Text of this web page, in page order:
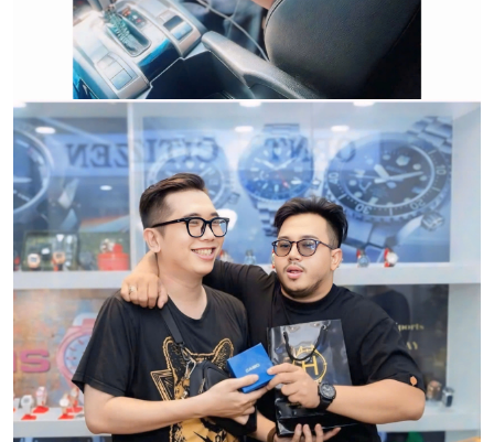
CẢM ƠN QUÝ KHÁCH ĐÃ TIN TƯỞNG VÀ ỦNG HỘ
HWATCH CHUYÊN NHẬP KHẨU và PHÂN PHỐI CÁC
LOẠI ĐỒNG HỒ CHÍNH HÃNG.
CẢM ƠN QUÝ KHÁCH ĐÃ TIN TƯỞNG VÀ ỦNG HỘ
HWATCH CHUYÊN NHẬP KHẨU và PHÂN PHỐI CÁC
LOẠI ĐỒNG HỒ CHÍNH HÃNG.